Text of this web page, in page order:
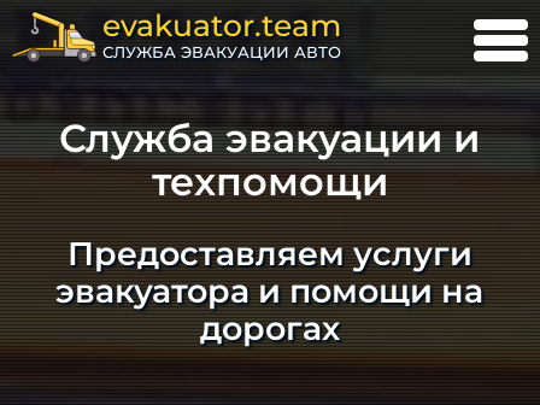
evakuator.team
СЛУЖБА ЭВАКУАЦИИ АВТО
Служба эвакуации и
техпомощи
Предоставляем услуги
эвакуатора и помощи на
дорогах